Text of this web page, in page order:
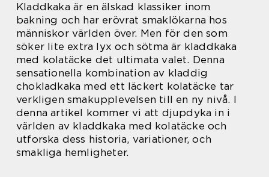
Kladdkaka är en älskad klassiker inom
bakning och har erövrat smaklökarna hos
människor världen över. Men för den som
söker lite extra lyx och sötma är kladdkaka
med kolatäcke det ultimata valet. Denna
sensationella kombination av kladdig
chokladkaka med ett läckert kolatäcke tar
verkligen smakupplevelsen till en ny nivå. I
denna artikel kommer vi att djupdyka in i
världen av kladdkaka med kolatäcke och
utforska dess historia, variationer, och
smakliga hemligheter.